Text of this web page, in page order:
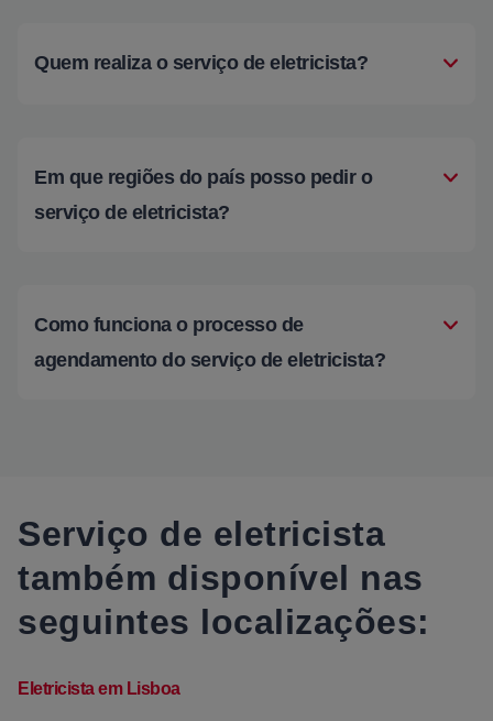
Quem realiza o serviço de eletricista?
Em que regiões do país posso pedir o
serviço de eletricista?
Como funciona o processo de
agendamento do serviço de eletricista?
Serviço de eletricista
também disponível nas
seguintes localizações:
Eletricista em Lisboa